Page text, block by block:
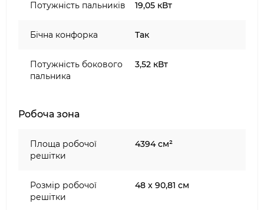
Потужність пальників 19,05 кВт
Бічна конфорка Так
Потужність бокового
пальника
3,52 кВт
Робоча зона
Площа робочої
решітки
4394 см²
Розмір робочої
решітки
48 x 90,81 см